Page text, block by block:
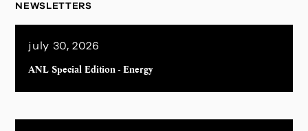
NEWSLETTERS
july 30, 2026
ANL Special Edition - Energy